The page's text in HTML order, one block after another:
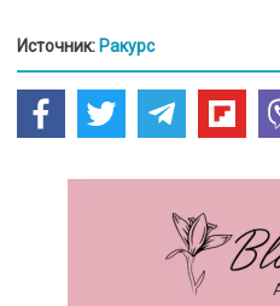
Источник: Ракурс